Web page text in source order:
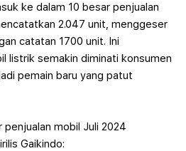
ke dalam 10 besar penjualan
2.047 unit, menggeser
catatan 1700 unit. Ini
listrik semakin diminati konsumen
pemain baru yang patut
mobil Juli 2024
Gaikindo: